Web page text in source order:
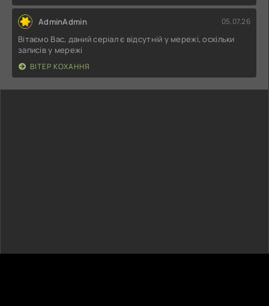
AdminAdmin 05.07.26
Вітаємо Вас, даний серіал є відсутній у мережі, оскільки
записів у мережі
ВІТЕР КОХАННЯ